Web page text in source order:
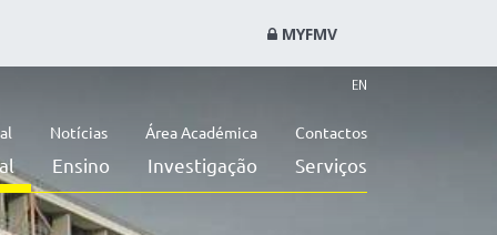
MYFMV
EN
Notícias Área Académica Contactos
Ensino Investigação Serviços